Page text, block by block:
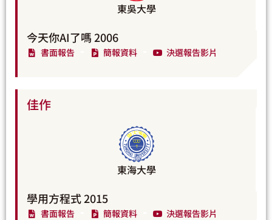
東吳大學
今天你AI了嗎 2006
書面報告 簡報資料 決選報告影片
佳作
東海大學
學用方程式 2015
書面報告 簡報資料 決選報告影片